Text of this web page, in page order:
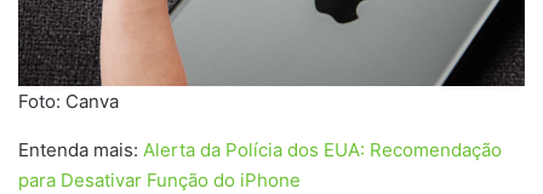
Foto: Canva
Entenda mais: Alerta da Polícia dos EUA: Recomendação
para Desativar Função do iPhone